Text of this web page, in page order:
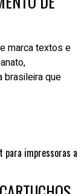
marca textos e
brasileira que